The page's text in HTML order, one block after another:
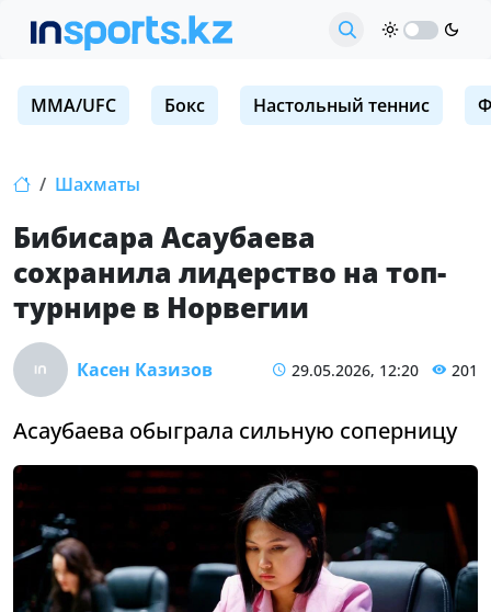
MMA/UFC Бокс Настольный теннис
Шахматы
Бибисара Асаубаева
сохранила лидерство на топ-
турнире в Норвегии
Касен Казизов 29.05.2026, 12:20 201
Асаубаева обыграла сильную соперницу